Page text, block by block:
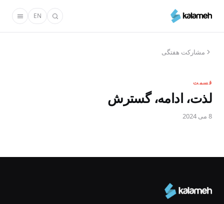
محتوای
EN
مشارکت هفتگی
قسمت
لذت، ادامه، گسترش
8 می 2024